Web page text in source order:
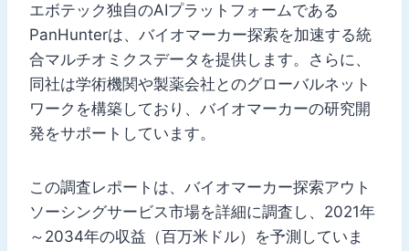
エボテック独自のAIプラットフォームである
PanHunterは、バイオマーカー探索を加速する統
合マルチオミクスデータを提供します。さらに、
同社は学術機関や製薬会社とのグローバルネット
ワークを構築しており、バイオマーカーの研究開
発をサポートしています。
この調査レポートは、バイオマーカー探索アウト
ソーシングサービス市場を詳細に調査し、2021年
～2034年の収益（百万米ドル）を予測していま